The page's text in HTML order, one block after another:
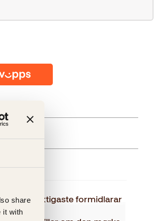
share
it with
våre dyktigaste formidlarar